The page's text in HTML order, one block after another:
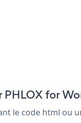
for
le code html